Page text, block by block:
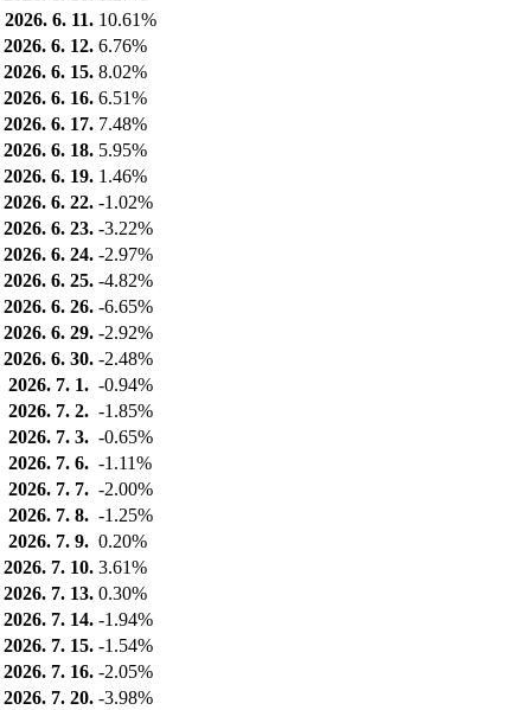
2026. 6. 11. 10.61%
2026. 6. 12. 6.76%
2026. 6. 15. 8.02%
2026. 6. 16. 6.51%
2026. 6. 17. 7.48%
2026. 6. 18. 5.95%
2026. 6. 19. 1.46%
2026. 6. 22. -1.02%
2026. 6. 23. -3.22%
2026. 6. 24. -2.97%
2026. 6. 25. -4.82%
2026. 6. 26. -6.65%
2026. 6. 29. -2.92%
2026. 6. 30. -2.48%
2026. 7. 1. -0.94%
2026. 7. 2. -1.85%
2026. 7. 3. -0.65%
2026. 7. 6. -1.11%
2026. 7. 7. -2.00%
2026. 7. 8. -1.25%
2026. 7. 9. 0.20%
2026. 7. 10. 3.61%
2026. 7. 13. 0.30%
2026. 7. 14. -1.94%
2026. 7. 15. -1.54%
2026. 7. 16. -2.05%
2026. 7. 20. -3.98%